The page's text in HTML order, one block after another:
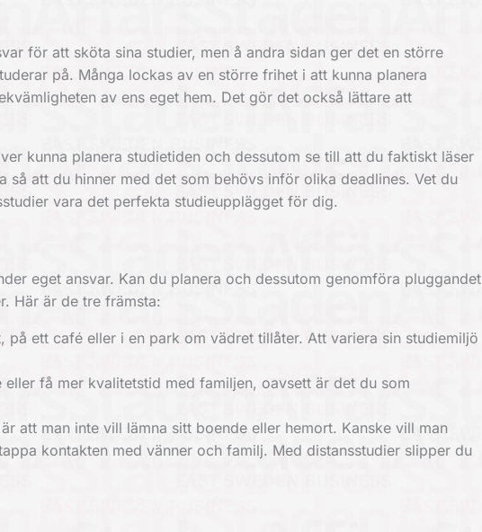
för att sköta sina studier, men å andra sidan ger det en större
på. Många lockas av en större frihet i att kunna planera
av ens eget hem. Det gör det också lättare att
kunna planera studietiden och dessutom se till att du faktiskt läser
så att du hinner med det som behövs inför olika deadlines. Vet du
vara det perfekta studieupplägget för dig.
eget ansvar. Kan du planera och dessutom genomföra pluggandet
Här är de tre främsta:
ett café eller i en park om vädret tillåter. Att variera sin studiemiljö
få mer kvalitetstid med familjen, oavsett är det du som
att man inte vill lämna sitt boende eller hemort. Kanske vill man
kontakten med vänner och familj. Med distansstudier slipper du